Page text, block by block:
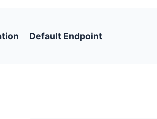
Default Endpoint